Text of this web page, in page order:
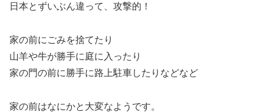
日本とずいぶん違って、攻撃的！
家の前にごみを捨てたり
山羊や牛が勝手に庭に入ったり
家の門の前に勝手に路上駐車したりなどなど
家の前はなにかと大変なようです。